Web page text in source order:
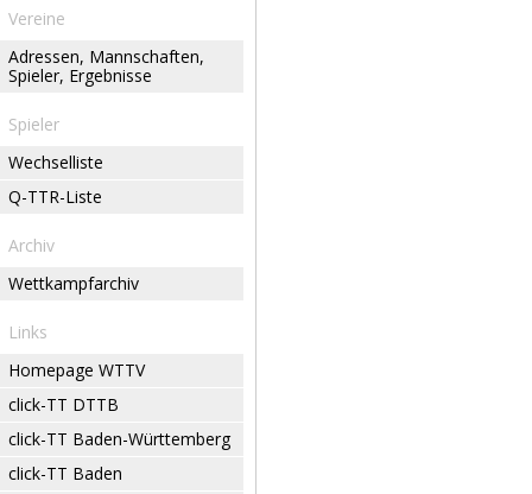
Vereine
Adressen, Mannschaften,
Spieler, Ergebnisse
Spieler
Wechselliste
Q-TTR-Liste
Archiv
Wettkampfarchiv
Links
Homepage WTTV
click-TT DTTB
click-TT Baden-Württemberg
click-TT Baden